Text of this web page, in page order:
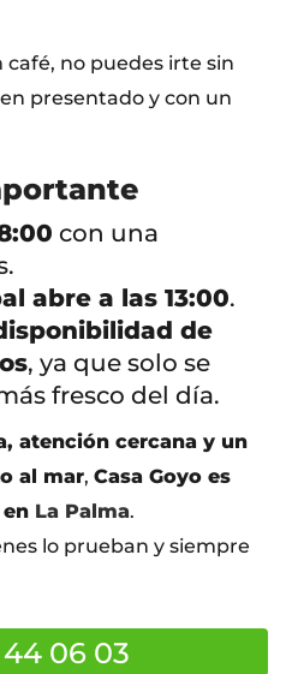
no puedes irte sin
presentado y con un
con una
abre a las 13:00.
de
, ya que solo se
fresco del día.
atención cercana y un
al mar, Casa Goyo es
La Palma.
lo prueban y siempre
06 03